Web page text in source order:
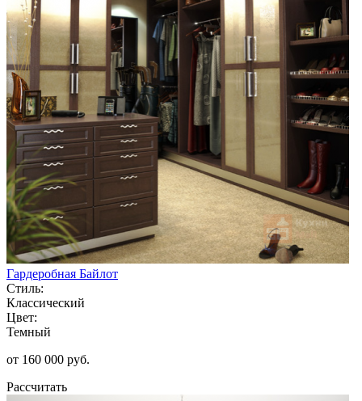
Гардеробная Байлот
Стиль:
Классический
Цвет:
Темный
от 160 000 руб.
Рассчитать